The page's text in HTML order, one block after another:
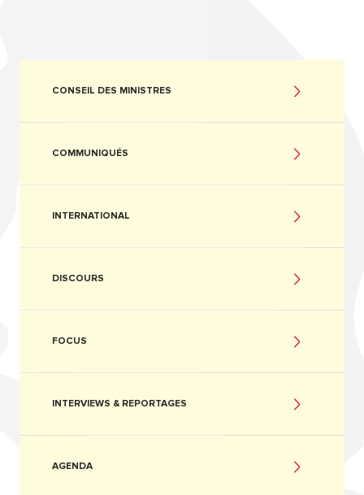
CONSEIL DES MINISTRES
COMMUNIQUÉS
INTERNATIONAL
DISCOURS
FOCUS
INTERVIEWS & REPORTAGES
AGENDA